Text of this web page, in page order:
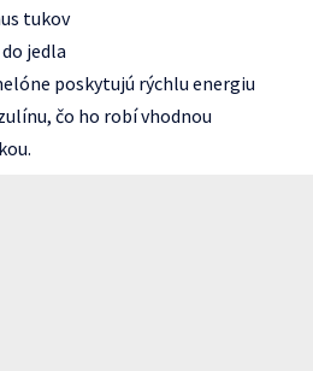
tukov
jedla
poskytujú rýchlu energiu
čo ho robí vhodnou